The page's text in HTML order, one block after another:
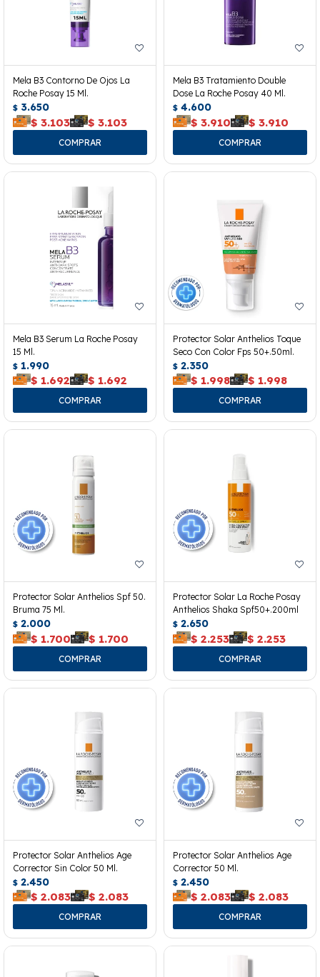
Mela B3 Contorno De Ojos La
Roche Posay 15 Ml.
$ 3.650
$ 3.103 $ 3.103
Mela B3 Tratamiento Double
Dose La Roche Posay 40 Ml.
$ 4.600
$ 3.910 $ 3.910
Mela B3 Serum La Roche Posay
15 Ml.
$ 1.990
$ 1.692 $ 1.692
Protector Solar Anthelios Toque
Seco Con Color Fps 50+.50ml.
$ 2.350
$ 1.998 $ 1.998
Protector Solar Anthelios Spf 50.
Bruma 75 Ml.
$ 2.000
$ 1.700 $ 1.700
Protector Solar La Roche Posay
Anthelios Shaka Spf50+.200ml
$ 2.650
$ 2.253 $ 2.253
Protector Solar Anthelios Age
Corrector Sin Color 50 Ml.
$ 2.450
$ 2.083 $ 2.083
Protector Solar Anthelios Age
Corrector 50 Ml.
$ 2.450
$ 2.083 $ 2.083